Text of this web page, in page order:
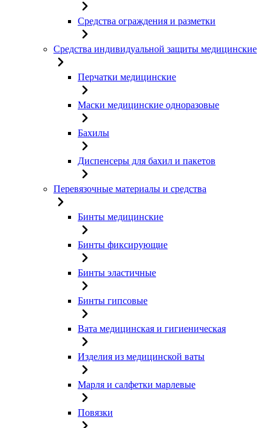
Средства ограждения и разметки
Средства индивидуальной защиты медицинские
Перчатки медицинские
Маски медицинские одноразовые
Бахилы
Диспенсеры для бахил и пакетов
Перевязочные материалы и средства
Бинты медицинские
Бинты фиксирующие
Бинты эластичные
Бинты гипсовые
Вата медицинская и гигиеническая
Изделия из медицинской ваты
Марля и салфетки марлевые
Повязки